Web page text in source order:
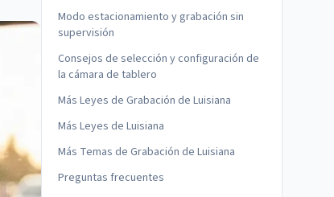
Modo estacionamiento y grabación sin
supervisión
Consejos de selección y configuración de
la cámara de tablero
Más Leyes de Grabación de Luisiana
Más Leyes de Luisiana
Más Temas de Grabación de Luisiana
Preguntas frecuentes